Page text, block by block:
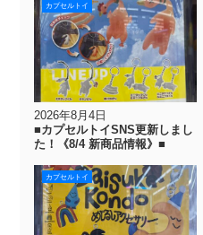
カプセルトイ
2026年8月4日
■カプセルトイSNS更新しまし
た！《8/4 新商品情報》■
カプセルトイ